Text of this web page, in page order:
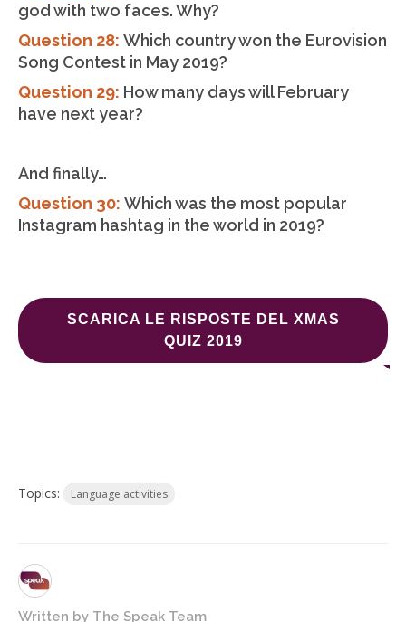
god with two faces. Why?
Question 28: Which country won the Eurovision
Song Contest in May 2019?
Question 29: How many days will February
have next year?
And finally…
Question 30: Which was the most popular
Instagram hashtag in the world in 2019?
SCARICA LE RISPOSTE DEL XMAS
QUIZ 2019
Topics: Language activities
Written by The Speak Team